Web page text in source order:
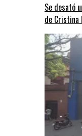
Se desató
de Cristina